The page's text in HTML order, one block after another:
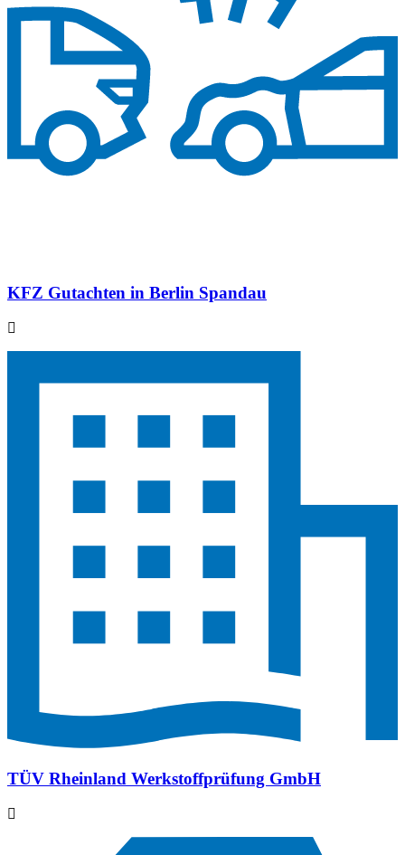
KFZ Gutachten in Berlin Spandau
TÜV Rheinland Werkstoffprüfung GmbH